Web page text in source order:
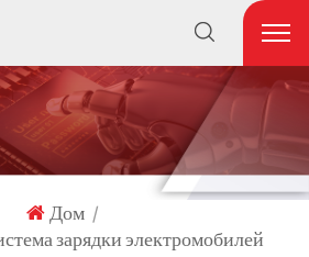
Дом |
зарядки электромобилей